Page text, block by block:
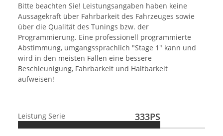
Bitte beachten Sie! Leistungsangaben haben keine
Aussagekraft über Fahrbarkeit des Fahrzeuges sowie
über die Qualität des Tunings bzw. der
Programmierung. Eine professionell programmierte
Abstimmung, umgangssprachlich "Stage 1" kann und
wird in den meisten Fällen eine bessere
Beschleunigung, Fahrbarkeit und Haltbarkeit
aufweisen!
Leistung Serie 333PS